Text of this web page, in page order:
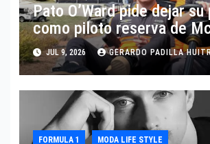
Pato O’Ward pide dejar su
como piloto reserva de
Fórmula 1
JUL 9, 2026 GERARDO PADILLA
FORMULA 1 MODA LIFE STYLE